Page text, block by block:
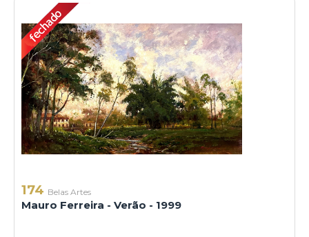
174 Belas Artes
Mauro Ferreira - Verão - 1999